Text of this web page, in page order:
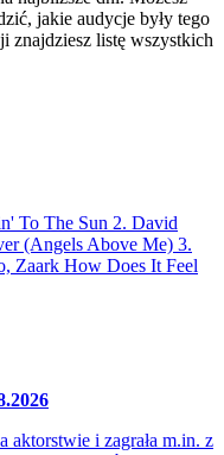
jakie audycje były tego
znajdziesz listę wszystkich
To The Sun 2. David
(Angels Above Me) 3.
Zaark How Does It Feel
aktorstwie i zagrała m.in. z